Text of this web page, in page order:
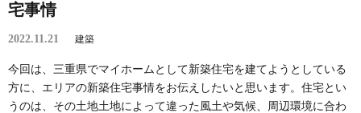
宅事情
2022.11.21 建築
今回は、三重県でマイホームとして新築住宅を建てようとしている
方に、エリアの新築住宅事情をお伝えしたいと思います。住宅とい
うのは、その土地土地によって違った風土や気候、周辺環境に合わ